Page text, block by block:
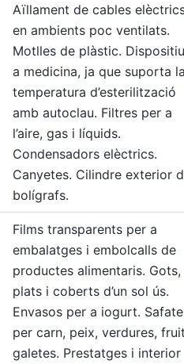
Aïllament de cables
en ambients poc ventilats.
Motlles de plàstic.
a medicina, ja que suporta la
temperatura d’esterilització
amb autoclau. Filtres per a
l’aire, gas i líquids.
Condensadors elèctrics.
Canyetes. Cilindre exterior
bolígrafs.
Films transparents per a
embalatges i embolcalls de
productes alimentaris. Gots,
plats i coberts d’un sol ús.
Envasos per a iogurt.
per carn, peix, verdures,
galetes. Prestatges i interior